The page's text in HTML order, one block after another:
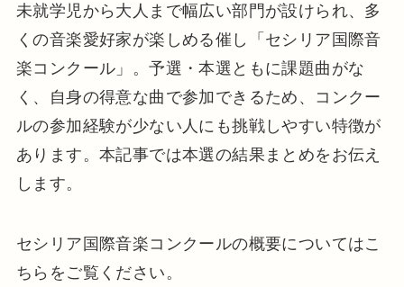
未就学児から大人まで幅広い部門が設けられ、多
くの音楽愛好家が楽しめる催し「セシリア国際音
楽コンクール」。予選・本選ともに課題曲がな
く、自身の得意な曲で参加できるため、コンクー
ルの参加経験が少ない人にも挑戦しやすい特徴が
あります。本記事では本選の結果まとめをお伝え
します。
セシリア国際音楽コンクールの概要についてはこ
ちらをご覧ください。